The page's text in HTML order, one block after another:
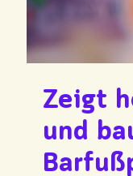
Zeigt
und